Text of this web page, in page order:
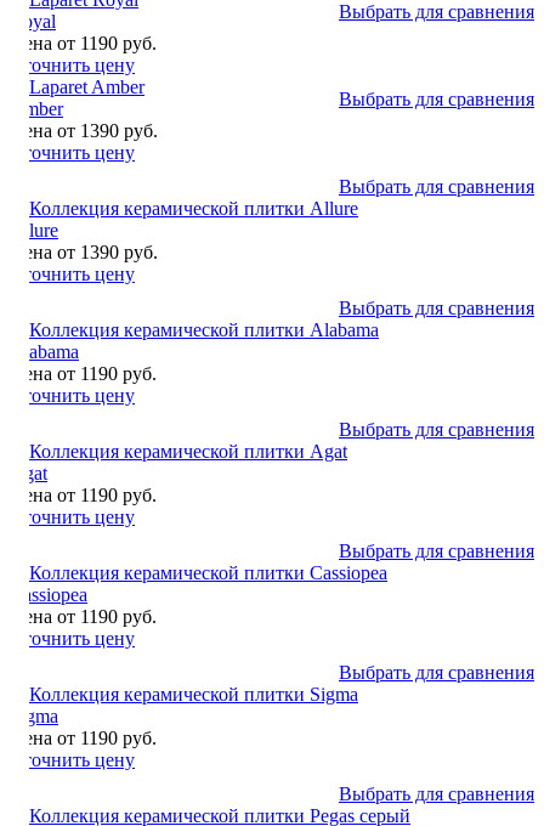
Выбрать для сравнения
Royal
Цена от 1190 руб.
Уточнить цену
Выбрать для сравнения
Amber
Цена от 1390 руб.
Уточнить цену
Выбрать для сравнения
Allure
Цена от 1390 руб.
Уточнить цену
Выбрать для сравнения
Alabama
Цена от 1190 руб.
Уточнить цену
Выбрать для сравнения
Agat
Цена от 1190 руб.
Уточнить цену
Выбрать для сравнения
Cassiopea
Цена от 1190 руб.
Уточнить цену
Выбрать для сравнения
Sigma
Цена от 1190 руб.
Уточнить цену
Выбрать для сравнения